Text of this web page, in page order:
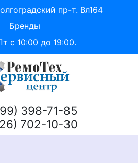
пр-т. Вл164
Бренды
с 10:00 до 19:00.
398-71-85
702-10-30